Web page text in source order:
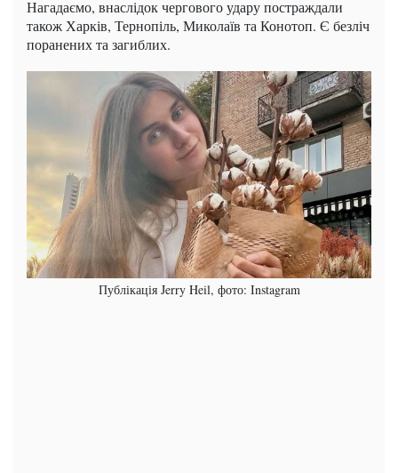
Нагадаємо, внаслідок чергового удару постраждали
також Харків, Тернопіль, Миколаїв та Конотоп. Є безліч
поранених та загиблих.
Публікація Jerry Heil, фото: Instagram